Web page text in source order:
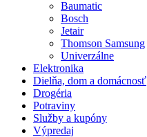
Baumatic
Bosch
Jetair
Thomson Samsung
Univerzálne
Elektronika
Dielňa, dom a domácnosť
Drogéria
Potraviny
Služby a kupóny
Výpredaj